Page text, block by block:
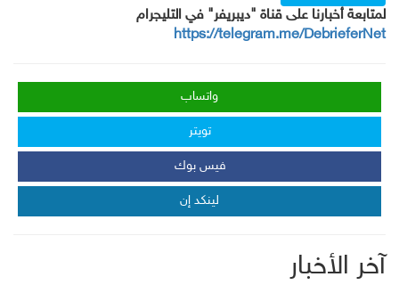
لمتابعة أخبارنا على قناة "ديبريفر" في التليجرام
https://telegram.me/DebrieferNet
واتساب
تويتر
فيس بوك
لينكد إن
آخر الأخبار